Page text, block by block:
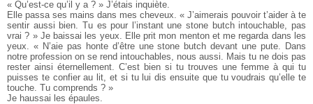
« Qu’est-ce qu’il y a ? » J’étais inquiète.
Elle passa ses mains dans mes cheveux. « J’aimerais pouvoir t’aider à te
sentir aussi bien. Tu es pour l’instant une stone butch intouchable, pas
vrai ? » Je baissai les yeux. Elle prit mon menton et me regarda dans les
yeux. « N’aie pas honte d’être une stone butch devant une pute. Dans
notre profession on se rend intouchables, nous aussi. Mais tu ne dois pas
rester ainsi éternellement. C’est bien si tu trouves une femme à qui tu
puisses te confier au lit, et si tu lui dis ensuite que tu voudrais qu’elle te
touche. Tu comprends ? »
Je haussai les épaules.